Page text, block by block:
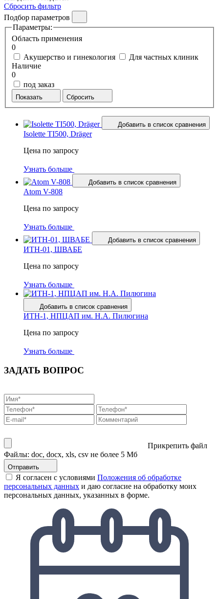
Сбросить фильтр
Подбор параметров
Параметры:
Область применения
0
Акушерство и гинекология
Для частных клиник
Наличие
0
под заказ
Показать Сбросить
Добавить в список сравнения
Isolette TI500, Dräger
Цена по запросу
Узнать больше
Добавить в список сравнения
Atom V-808
Цена по запросу
Узнать больше
Добавить в список сравнения
ИТН-01, ШВАБЕ
Цена по запросу
Узнать больше
Добавить в список сравнения
ИТН-1, НПЦАП им. Н.А. Пилюгина
Цена по запросу
Узнать больше
ЗАДАТЬ ВОПРОС
Прикрепить файл
Файлы: doc, docx, xls, csv не более 5 Мб
Отправить
Я согласен с условиями Положения об обработке
персональных данных и даю согласие на обработку моих
персональных данных, указанных в форме.